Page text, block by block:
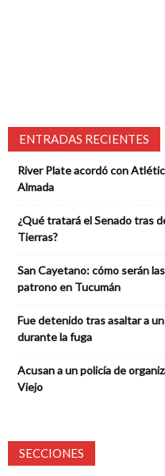
ENTRADAS RECIENTES
River Plate acordó con
Almada
¿Qué tratará el Senado tras
Tierras?
San Cayetano: cómo serán
patrono en Tucumán
Fue detenido tras asaltar a
durante la fuga
Acusan a un policía de
Viejo
SECCIONES